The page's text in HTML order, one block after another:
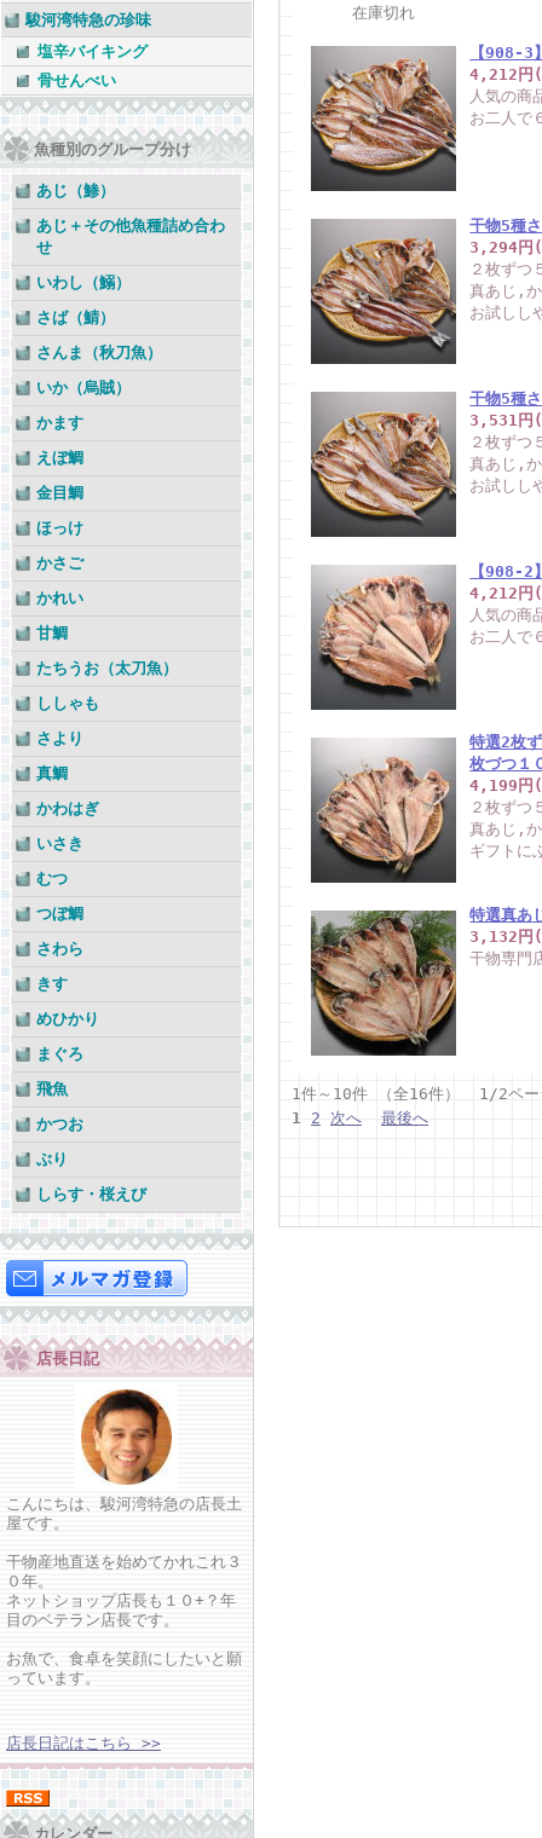
駿河湾特急の珍味
塩辛バイキング
骨せんべい
魚種別のグループ分け
あじ（鯵）
あじ＋その他魚種詰め合わ
せ
いわし（鰯）
さば（鯖）
さんま（秋刀魚）
いか（烏賊）
かます
えぼ鯛
金目鯛
ほっけ
かさご
かれい
甘鯛
たちうお（太刀魚）
ししゃも
さより
真鯛
かわはぎ
いさき
むつ
つぼ鯛
さわら
きす
めひかり
まぐろ
飛魚
かつお
ぶり
しらす・桜えび
店長日記
こんにちは、駿河湾特急の店長土
屋です。
干物産地直送を始めてかれこれ３
０年。
ネットショップ店長も１０+？年
目のベテラン店長です。
お魚で、食卓を笑顔にしたいと願
っています。
店長日記はこちら >>
カレンダー
在庫切れ
【908-3
4,212円
人気の商
お二人で
干物5種
3,294円
２枚ずつ
真あじ,
お試しし
干物5種
3,531円
２枚ずつ
真あじ,
お試しし
【908-2
4,212円
人気の商
お二人で
特選2枚
枚づつ１
4,199円
２枚ずつ
真あじ,
ギフトに
特選真あ
3,132円
干物専門
1件～10件 （全16件） 1/2ペー
1 2 次へ 最後へ